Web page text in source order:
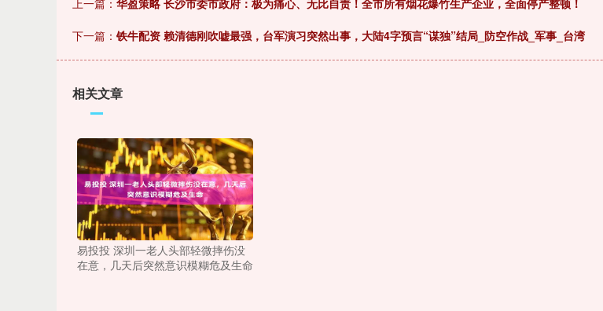
上一篇： 华盈策略 长沙市委市政府：极为痛心、无比自责！全市所有烟花爆竹生产企业，全面停产整顿！
下一篇： 铁牛配资 赖清德刚吹嘘最强，台军演习突然出事，大陆4字预言“谋独”结局_防空作战_军事_台湾
相关文章
易投投 深圳一老人头部轻微摔伤没
在意，几天后突然意识模糊危及生命